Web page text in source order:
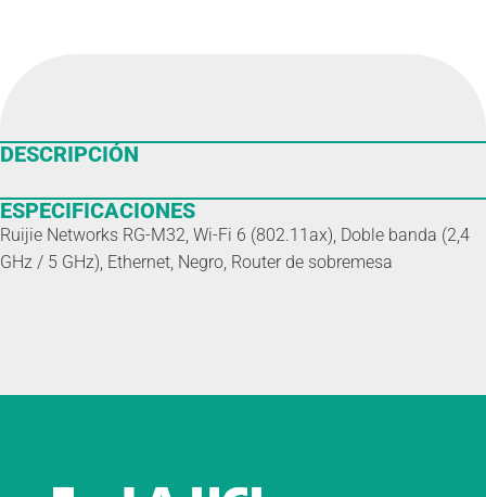
DESCRIPCIÓN
ESPECIFICACIONES
Ruijie Networks RG-M32, Wi-Fi 6 (802.11ax), Doble banda (2,4
GHz / 5 GHz), Ethernet, Negro, Router de sobremesa